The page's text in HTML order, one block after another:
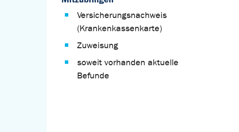
Versicherungsnachweis
(Krankenkassenkarte)
Zuweisung
soweit vorhanden aktuelle
Befunde